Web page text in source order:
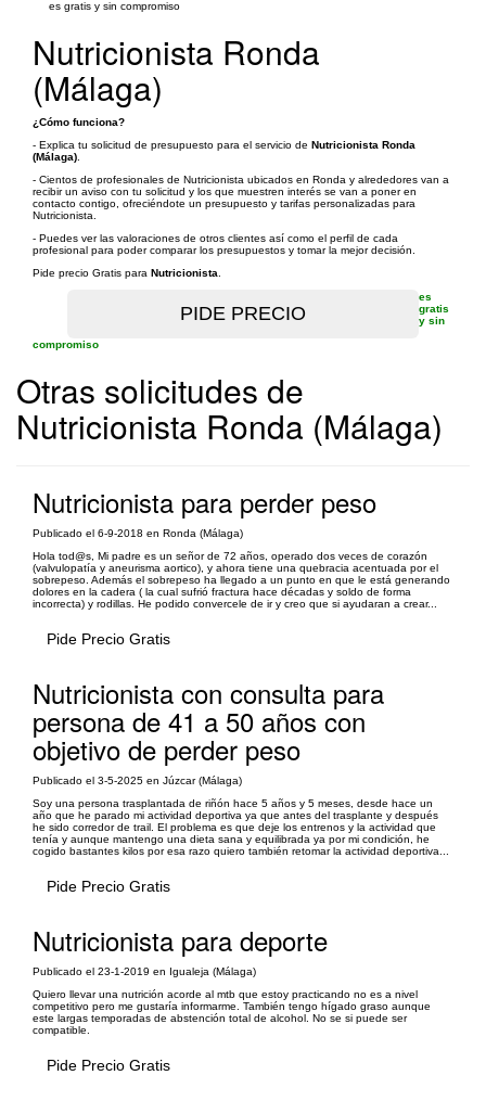
es gratis y sin compromiso
Nutricionista Ronda
(Málaga)
¿Cómo funciona?
- Explica tu solicitud de presupuesto para el servicio de Nutricionista Ronda
(Málaga)
- Cientos de profesionales de Nutricionista ubicados en Ronda y alrededores van a
recibir un aviso con tu solicitud y los que muestren interés se van a poner en
contacto contigo, ofreciéndote un presupuesto y tarifas personalizadas para
Nutricionista.
- Puedes ver las valoraciones de otros clientes así como el perfil de cada
profesional para poder comparar los presupuestos y tomar la mejor decisión.
Pide precio Gratis para Nutricionista
es
gratis
y sin
compromiso
Otras solicitudes de
Nutricionista Ronda (Málaga)
Nutricionista para perder peso
Publicado el 6-9-2018 en Ronda (Málaga)
Hola tod@s, Mi padre es un señor de 72 años, operado dos veces de corazón
(valvulopatía y aneurisma aortico), y ahora tiene una quebracia acentuada por el
sobrepeso. Además el sobrepeso ha llegado a un punto en que le está generando
dolores en la cadera ( la cual sufrió fractura hace décadas y soldo de forma
incorrecta) y rodillas. He podido convercele de ir y creo que si ayudaran a crear...
Pide Precio Gratis
Nutricionista con consulta para
persona de 41 a 50 años con
objetivo de perder peso
Publicado el 3-5-2025 en Júzcar (Málaga)
Soy una persona trasplantada de riñón hace 5 años y 5 meses, desde hace un
año que he parado mi actividad deportiva ya que antes del trasplante y después
he sido corredor de trail. El problema es que deje los entrenos y la actividad que
tenía y aunque mantengo una dieta sana y equilibrada ya por mi condición, he
cogido bastantes kilos por esa razo quiero también retomar la actividad deportiva...
Pide Precio Gratis
Nutricionista para deporte
Publicado el 23-1-2019 en Igualeja (Málaga)
Quiero llevar una nutrición acorde al mtb que estoy practicando no es a nivel
competitivo pero me gustaría informarme. También tengo hígado graso aunque
este largas temporadas de abstención total de alcohol. No se si puede ser
compatible.
Pide Precio Gratis